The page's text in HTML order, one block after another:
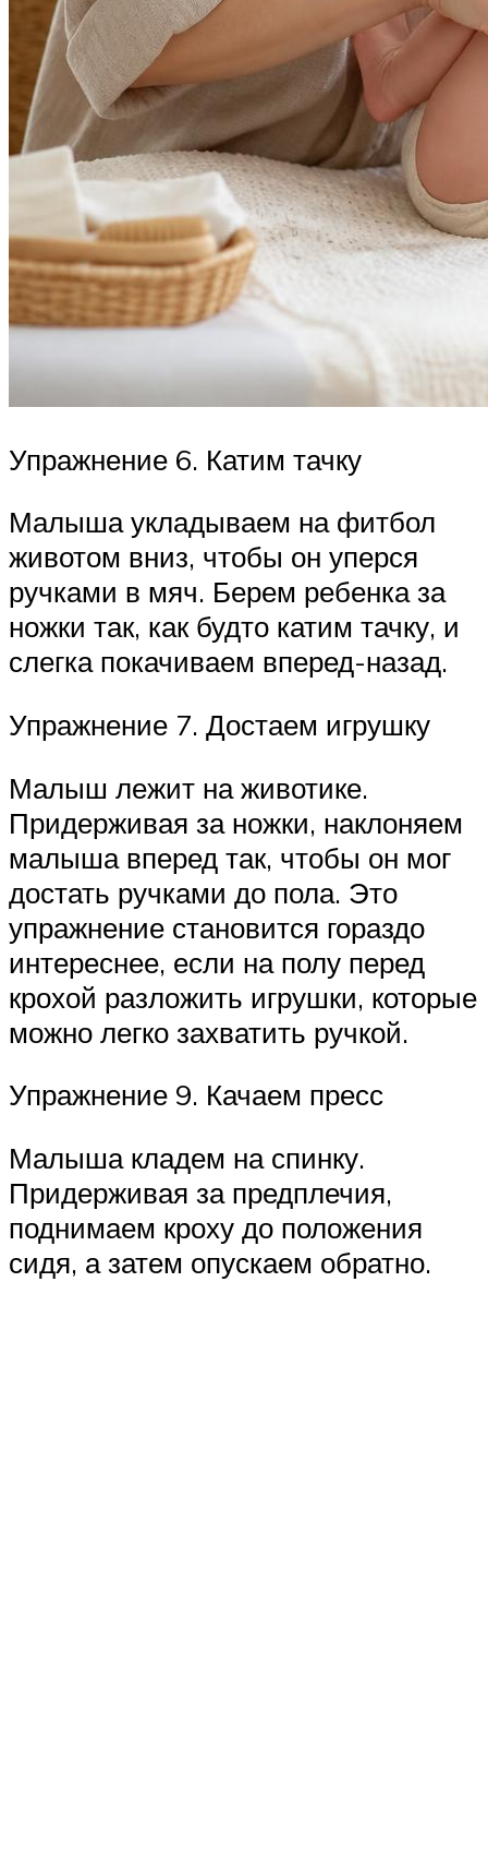
Упражнение 6. Катим тачку
Малыша укладываем на фитбол
животом вниз, чтобы он уперся
ручками в мяч. Берем ребенка за
ножки так, как будто катим тачку, и
слегка покачиваем вперед-назад.
Упражнение 7. Достаем игрушку
Малыш лежит на животике.
Придерживая за ножки, наклоняем
малыша вперед так, чтобы он мог
достать ручками до пола. Это
упражнение становится гораздо
интереснее, если на полу перед
крохой разложить игрушки, которые
можно легко захватить ручкой.
Упражнение 9. Качаем пресс
Малыша кладем на спинку.
Придерживая за предплечия,
поднимаем кроху до положения
сидя, а затем опускаем обратно.